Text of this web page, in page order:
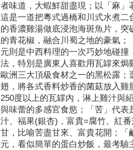
者味道，大蝦鮮甜盡現；以「麻
這是一道把粵式過橋和川式水煮
的香濃雞湯做底浸泡海斑魚片，
的青花椒，融合川蜀之地的豪氣
元則是中西料理的一次巧妙地碰
法，特別是廣東人喜歡用瓦罉來
歐洲三大頂級食材之一的黑松露
翅，將各式香料炒香的菌菇放入
250度以上的瓦罉內，淋上雞汁與
與味蕾的多感官食慾；「苦」代
汁、福果(銀杏)，富貴=腐竹、紅
甘，比喻苦盡甘來、富貴花開；
元，看似簡單的蛋白炒飯，最考